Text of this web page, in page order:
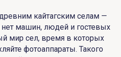
кайтагским селам —
нет машин, людей и гостевых
мир сел, время в которых
фотоаппараты. Такого